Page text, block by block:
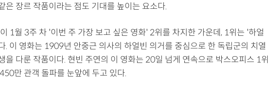
은 장르 작품이라는 점도 기대를 높이는 요소다.
1월 3주 차 '이번 주 가장 보고 싶은 영화' 2위를 차지한 가운데, 1위는 '하얼
. 이 영화는 1909년 안중근 의사의 하얼빈 의거를 중심으로 한 독립군의 치열
을 다룬 작품이다. 현빈 주연의 이 영화는 20일 넘게 연속으로 박스오피스 1위
만 관객 돌파를 눈앞에 두고 있다.